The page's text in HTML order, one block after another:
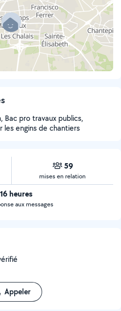
Bac pro travaux publics,
engins de chantiers
59
mises en relation
16 heures
aux messages
Appeler